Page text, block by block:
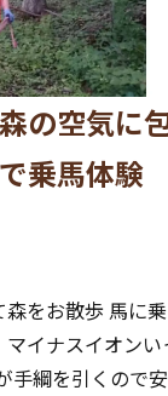
の空気に
乗馬体験
をお散歩 馬に乗
イナスイオンい
手綱を引くので安